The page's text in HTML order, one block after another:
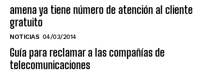
amena ya tiene número de atención al cliente
gratuito
NOTICIAS 04/03/2014
Guía para reclamar a las compañías de
telecomunicaciones